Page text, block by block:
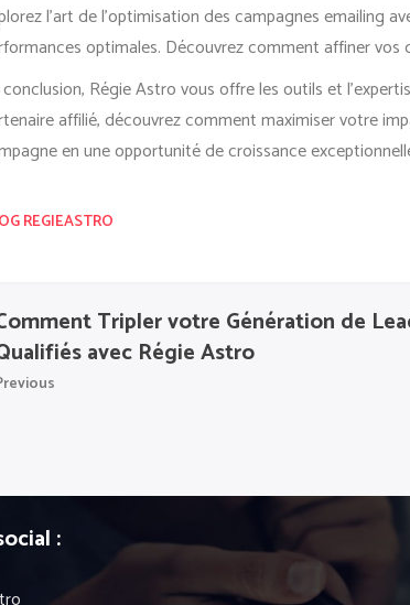
l’art de l’optimisation des campagnes emailing
optimales. Découvrez comment affiner
conclusion, Régie Astro vous offre les outils et
affilié, découvrez comment maximiser votre
en une opportunité de croissance
REGIEASTRO
Tripler votre Génération de
avec Régie Astro
: